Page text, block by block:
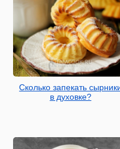
Сколько запекать
в духовке?